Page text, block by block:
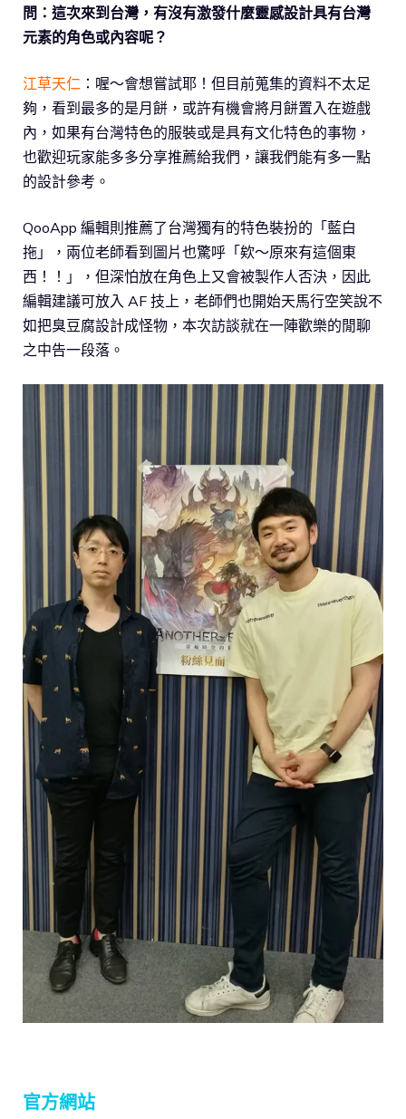
問：這次來到台灣，有沒有激發什麼靈感設計具有台灣
元素的角色或內容呢？
江草天仁 ：喔～會想嘗試耶！但目前蒐集的資料不太足
夠，看到最多的是月餅，或許有機會將月餅置入在遊戲
內，如果有台灣特色的服裝或是具有文化特色的事物，
也歡迎玩家能多多分享推薦給我們，讓我們能有多一點
的設計參考。
QooApp 編輯則推薦了台灣獨有的特色裝扮的「藍白
拖」，兩位老師看到圖片也驚呼「欸～原來有這個東
西！！」，但深怕放在角色上又會被製作人否決，因此
編輯建議可放入 AF 技上，老師們也開始天馬行空笑說不
如把臭豆腐設計成怪物，本次訪談就在一陣歡樂的閒聊
之中告一段落。
官方網站